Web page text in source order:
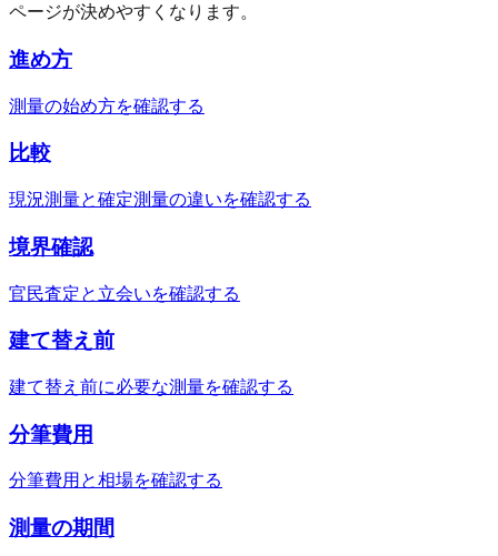
ページが決めやすくなります。
進め方
測量の始め方を確認する
比較
現況測量と確定測量の違いを確認する
境界確認
官民査定と立会いを確認する
建て替え前
建て替え前に必要な測量を確認する
分筆費用
分筆費用と相場を確認する
測量の期間